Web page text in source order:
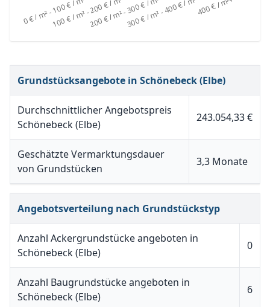
Grundstücksangebote in Schönebeck (Elbe)
Durchschnittlicher Angebotspreis
Schönebeck (Elbe)
243.054,33 €
Geschätzte Vermarktungsdauer
von Grundstücken
3,3 Monate
Angebotsverteilung nach Grundstückstyp
Anzahl Ackergrundstücke angeboten in
Schönebeck (Elbe)
0
Anzahl Baugrundstücke angeboten in
Schönebeck (Elbe)
6